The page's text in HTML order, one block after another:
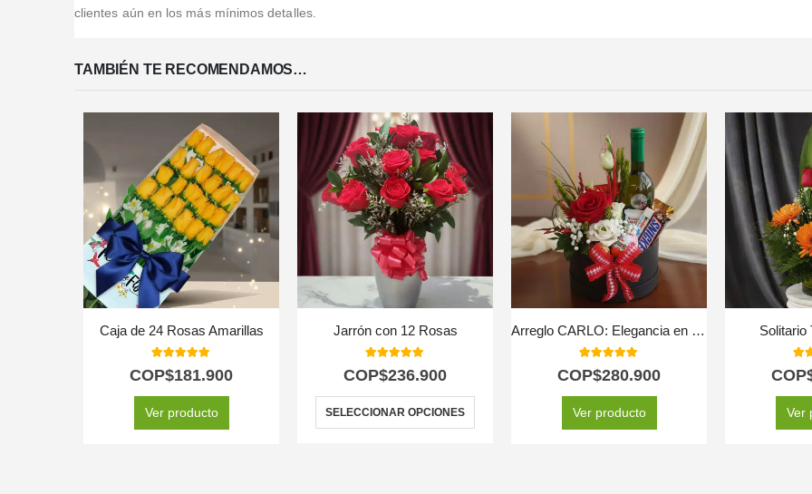
clientes aún en los más mínimos detalles.
TAMBIÉN TE RECOMENDAMOS…
Caja de 24 Rosas Amarillas
5.00
COP$181.900
Ver producto
Jarrón con 12 Rosas
5.00
COP$236.900
SELECCIONAR OPCIONES
Arreglo CARLO: Elegancia en Rosas con Vino y Chocolates 🍷
5.00
COP$280.900
Ver producto
Solitario
5.00
Ver